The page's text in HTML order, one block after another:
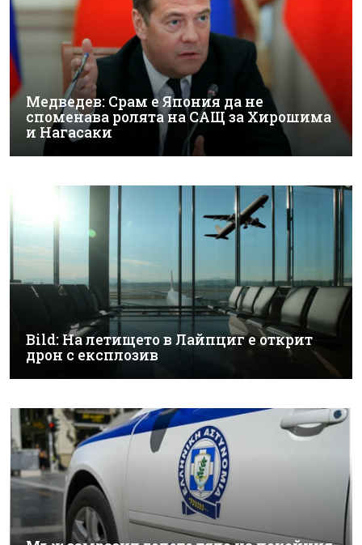
Медведев: Срам е Япония да не
споменава ролята на САЩ за Хирошима
и Нагасаки
Bild: На летището в Лайпциг е открит
дрон с експлозив